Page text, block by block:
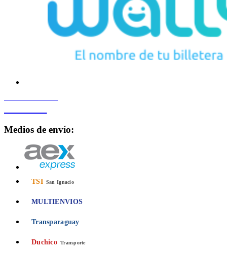
Medios de envío:
TSI San Ignacio
MULTIENVIOS
Transparaguay
Duchico Transporte